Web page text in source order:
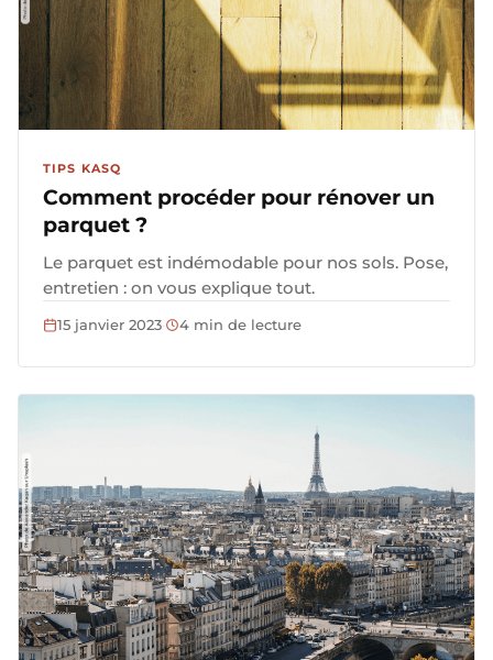
TIPS KASQ
Comment procéder pour rénover un
parquet ?
Le parquet est indémodable pour nos sols. Pose,
entretien : on vous explique tout.
15 janvier 2023· 4 min de lecture